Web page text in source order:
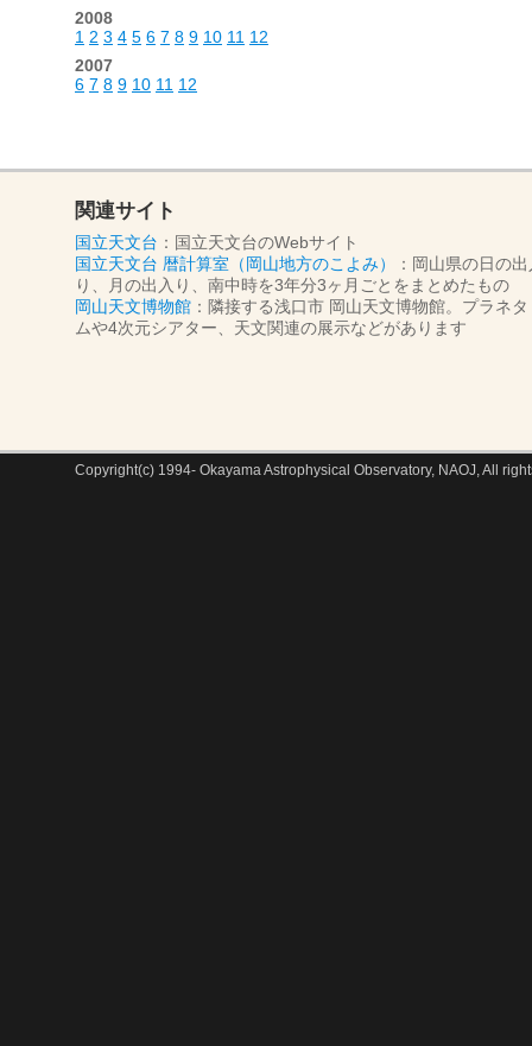
2008
1 2 3 4 5 6 7 8 9 10 11 12
2007
6 7 8 9 10 11 12
関連サイト
国立天文台 ：国立天文台のWebサイト
国立天文台 暦計算室（岡山地方のこよみ）
：岡山県の日の
り、月の出入り、南中時を3年分3ヶ月ごとをまとめたもの
岡山天文博物館 ：隣接する浅口市 岡山天文博物館。プラネタ
ムや4次元シアター、天文関連の展示などがあります
Copyright(c) 1994- Okayama Astrophysical Observatory, NAOJ, All